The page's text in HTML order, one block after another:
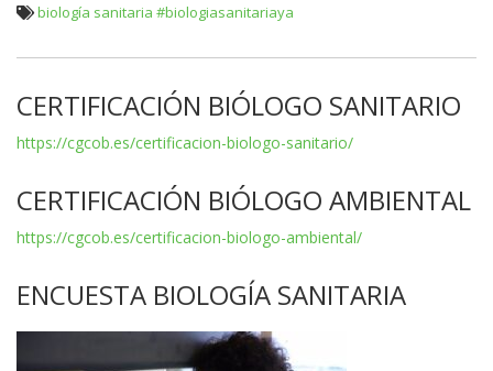
biología sanitaria #biologiasanitariaya
CERTIFICACIÓN BIÓLOGO SANITARIO
https://cgcob.es/certificacion-biologo-sanitario/
CERTIFICACIÓN BIÓLOGO AMBIENTAL
https://cgcob.es/certificacion-biologo-ambiental/
ENCUESTA BIOLOGÍA SANITARIA